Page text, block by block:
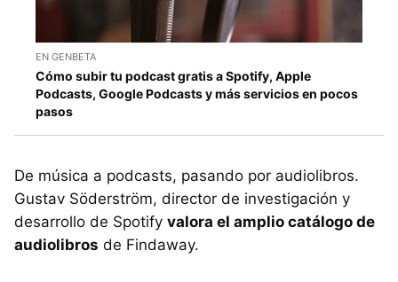
EN GENBETA
Cómo subir tu podcast gratis a Spotify, Apple
Podcasts, Google Podcasts y más servicios en pocos
pasos
De música a podcasts, pasando por audiolibros.
Gustav Söderström, director de investigación y
desarrollo de Spotify valora el amplio catálogo de
audiolibros de Findaway.